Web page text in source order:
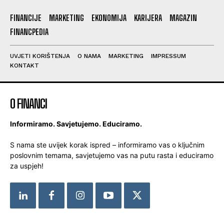
FINANCIJE MARKETING EKONOMIJA KARIJERA
MAGAZIN
FINANCPEDIA
UVJETI KORIŠTENJA O NAMA MARKETING
IMPRESSUM
KONTAKT
O FINANCI
Informiramo. Savjetujemo. Educiramo.
S nama ste uvijek korak ispred – informiramo vas o ključnim
poslovnim temama, savjetujemo vas na putu rasta i educiramo
za uspjeh!